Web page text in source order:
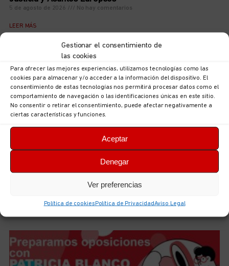
Gestionar el consentimiento de
las cookies
Para ofrecer las mejores experiencias, utilizamos tecnologías como las
cookies para almacenar y/o acceder a la información del dispositivo. El
consentimiento de estas tecnologías nos permitirá procesar datos como el
comportamiento de navegación o las identificaciones únicas en este sitio.
No consentir o retirar el consentimiento, puede afectar negativamente a
ciertas características y funciones.
Aceptar
Denegar
Ver preferencias
Política de cookies Política de PrivacidadAviso Legal
5 de agosto de 2026 No hay comentarios
LEER MÁS
Acuerdo para el III Convenio Estatal de Centros y
Servicios Veterinarios
No hay comentarios